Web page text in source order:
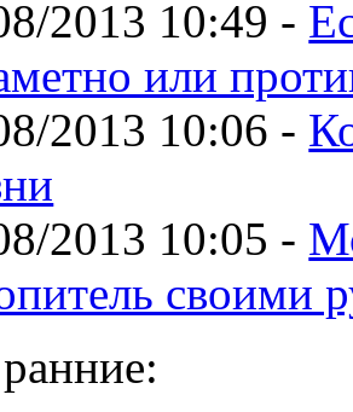
2013 10:49 -
или
2013 10:06 -
2013 10:05 -
своими